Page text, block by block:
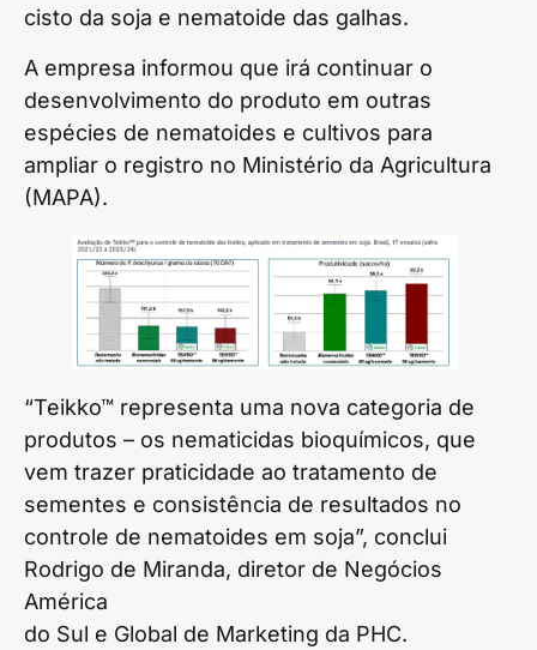
cisto da soja e nematoide das galhas.
A empresa informou que irá continuar o
desenvolvimento do produto em outras
espécies de nematoides e cultivos para
ampliar o registro no Ministério da Agricultura
(MAPA).
“Teikko™ representa uma nova categoria de
produtos – os nematicidas bioquímicos, que
vem trazer praticidade ao tratamento de
sementes e consistência de resultados no
controle de nematoides em soja”, conclui
Rodrigo de Miranda, diretor de Negócios
América
do Sul e Global de Marketing da PHC.